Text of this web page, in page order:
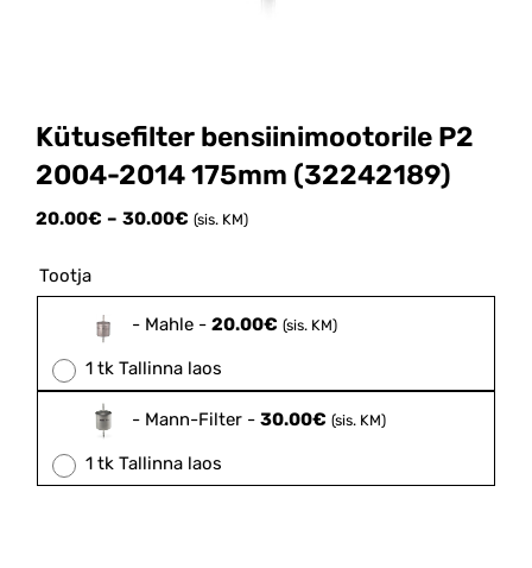
Kütusefilter bensiinimootorile P2
2004-2014 175mm (32242189)
20.00€ – 30.00€ Price
through
30.00€
(sis. KM)
Tootja
- Mahle - 20.00€ (sis. KM)
1 tk Tallinna laos
- Mann-Filter - 30.00€ (sis. KM)
1 tk Tallinna laos